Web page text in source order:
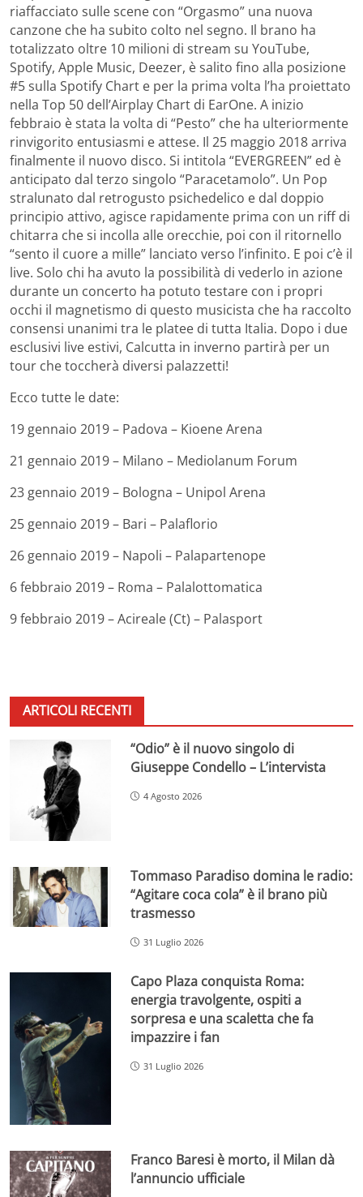
riaffacciato sulle scene con “Orgasmo” una nuova
canzone che ha subito colto nel segno. Il brano ha
totalizzato oltre 10 milioni di stream su YouTube,
Spotify, Apple Music, Deezer, è salito fino alla posizione
#5 sulla Spotify Chart e per la prima volta l’ha proiettato
nella Top 50 dell’Airplay Chart di EarOne. A inizio
febbraio è stata la volta di “Pesto” che ha ulteriormente
rinvigorito entusiasmi e attese. Il 25 maggio 2018 arriva
finalmente il nuovo disco. Si intitola “EVERGREEN” ed è
anticipato dal terzo singolo “Paracetamolo”. Un Pop
stralunato dal retrogusto psichedelico e dal doppio
principio attivo, agisce rapidamente prima con un riff di
chitarra che si incolla alle orecchie, poi con il ritornello
“sento il cuore a mille” lanciato verso l’infinito. E poi c’è il
live. Solo chi ha avuto la possibilità di vederlo in azione
durante un concerto ha potuto testare con i propri
occhi il magnetismo di questo musicista che ha raccolto
consensi unanimi tra le platee di tutta Italia. Dopo i due
esclusivi live estivi, Calcutta in inverno partirà per un
tour che toccherà diversi palazzetti!
Ecco tutte le date:
19 gennaio 2019 – Padova – Kioene Arena
21 gennaio 2019 – Milano – Mediolanum Forum
23 gennaio 2019 – Bologna – Unipol Arena
25 gennaio 2019 – Bari – Palaflorio
26 gennaio 2019 – Napoli – Palapartenope
6 febbraio 2019 – Roma – Palalottomatica
9 febbraio 2019 – Acireale (Ct) – Palasport
ARTICOLI RECENTI
“Odio” è il nuovo singolo di
Giuseppe Condello – L’intervista
4 Agosto 2026
Tommaso Paradiso domina le radio:
“Agitare coca cola” è il brano più
trasmesso
31 Luglio 2026
Capo Plaza conquista Roma:
energia travolgente, ospiti a
sorpresa e una scaletta che fa
impazzire i fan
31 Luglio 2026
Franco Baresi è morto, il Milan dà
l’annuncio ufficiale